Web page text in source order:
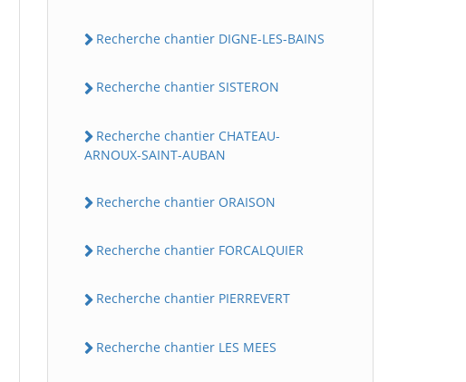
Recherche chantier DIGNE-LES-BAINS
Recherche chantier SISTERON
Recherche chantier CHATEAU-
ARNOUX-SAINT-AUBAN
Recherche chantier ORAISON
Recherche chantier FORCALQUIER
Recherche chantier PIERREVERT
Recherche chantier LES MEES